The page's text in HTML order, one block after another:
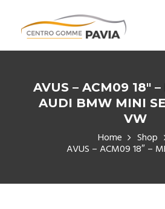
AVUS – ACM09 18″
AUDI BMW MINI
VW
Home Shop
AVUS – ACM09 18″ –